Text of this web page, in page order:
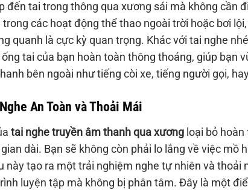
đến tai trong thông qua xương sái mà không cần
trong các hoạt động thể thao ngoài trời hoặc bơi
quanh là cực kỳ quan trọng. Khác với tai nghe
tai của bạn hoàn toàn thông thoáng, giúp bạn
bên ngoài như tiếng còi xe, tiếng người gọi,
An Toàn và Thoải Mái
tai nghe truyền âm thanh qua xươngloại bỏ hoàn
dài. Bạn sẽ không còn phải lo lắng về việc mồ
này tạo ra một trải nghiệm nghe tự nhiên và thoải
luyện tập mà không bị phân tâm. Đây là một